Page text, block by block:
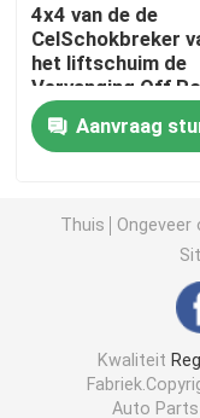
Verre
Schokbreker en
De Lente van
4x4 van de de
CelSchokbreker
het liftschuim de
Vervanging Off
voor D-Maximum
Aanvraag
Thuis Ongeveer
Kwaliteit
Auto Parts